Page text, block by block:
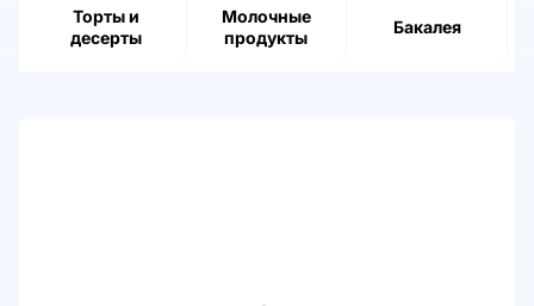
Торты и
десерты
Молочные
продукты
Бакалея